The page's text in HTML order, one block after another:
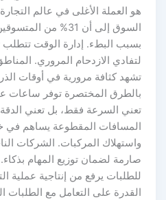
هو العملة الأغلى في عالم
السوق إلى أن 31% من
بسبب البطء. إدارة الوقت
لتفادي الازدحام المروري.
تشهد كثافة مرورية في أوقات
بالطرق المختصرة توفر ساعات
تعني السرعة فقط، بل تعني
المسافات المقطوعة يساهم في
واستهلاك المركبات. الشركات
صارمة لضمان توزيع المهام
للطلبات يرفع من إنتاجية
القدرة على التعامل مع الطلبات